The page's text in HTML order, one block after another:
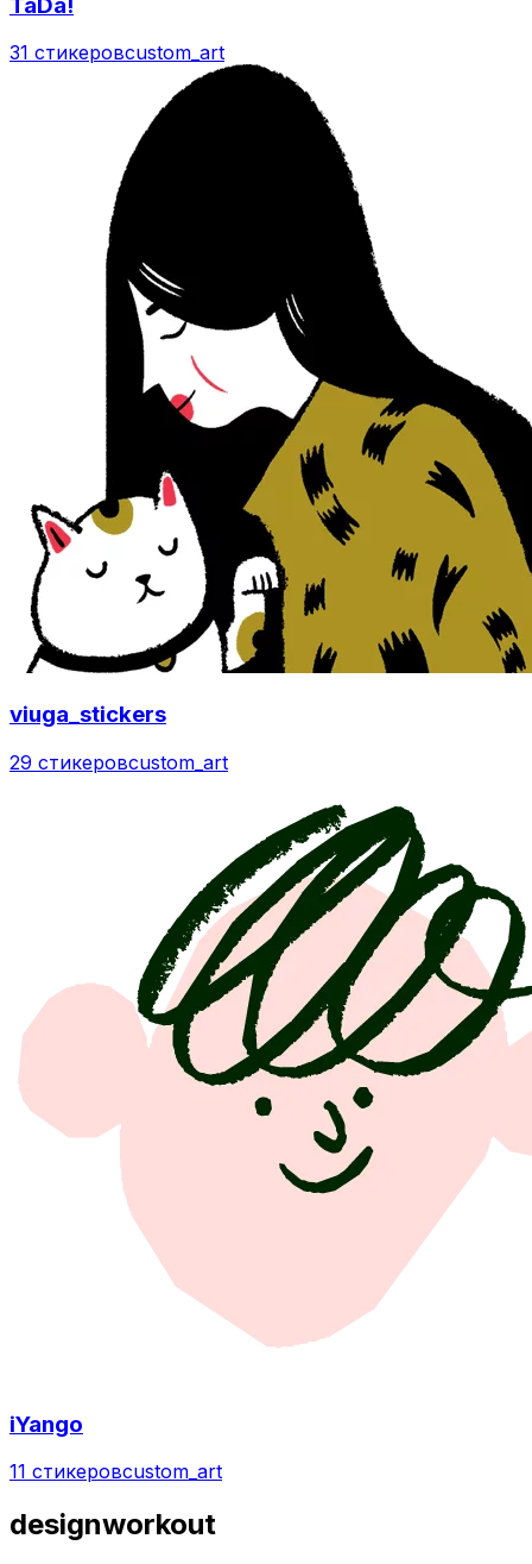
31 стикеровcustom_art
viuga_stickers
29 стикеровcustom_art
iYango
11 стикеровcustom_art
designworkout